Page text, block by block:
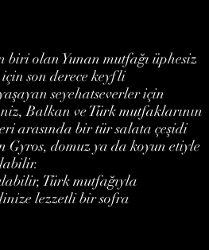
biri olan Yunan mutfağı üphesiz
son derece keyfli
seyehatseverler için
Balkan ve Türk mutfaklarının
arasında bir tür salata çeşidi
domuz ya da koyun etiyle
Türk mutfağıyla
lezzetli bir sofra